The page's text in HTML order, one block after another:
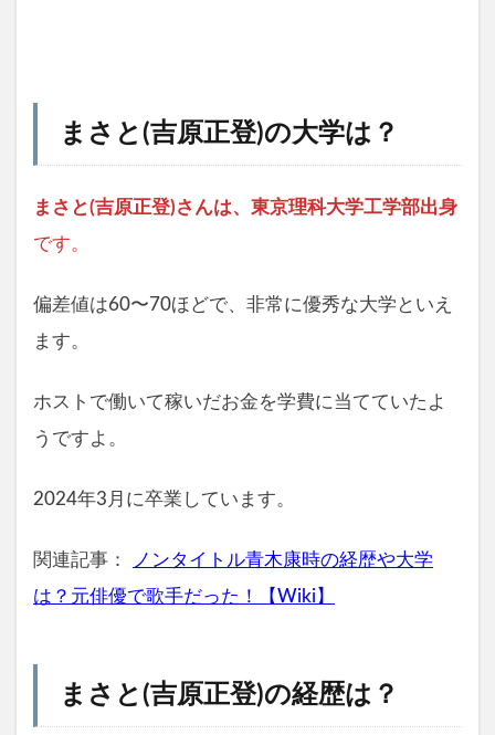
まさと(吉原正登)の大学は？
まさと(吉原正登)さんは、東京理科大学工学部出身
です。
偏差値は60〜70ほどで、非常に優秀な大学といえ
ます。
ホストで働いて稼いだお金を学費に当てていたよ
うですよ。
2024年3月に卒業しています。
関連記事： ノンタイトル青木康時の経歴や大学
は？元俳優で歌手だった！【Wiki】
まさと(吉原正登)の経歴は？